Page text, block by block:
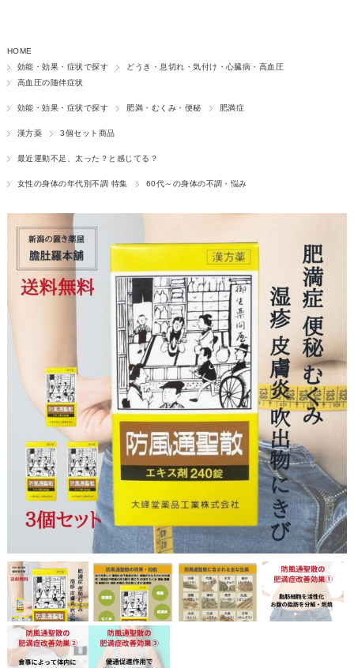
HOME
効能・効果・症状で探す
どうき・息切れ・気付け・心臓病・高血圧
高血圧の随伴症状
効能・効果・症状で探す 肥満・むくみ・便秘 肥満症
漢方薬 3個セット商品
最近運動不足、太った？と感じてる？
女性の身体の年代別不調 特集 60代～の身体の不調・悩み